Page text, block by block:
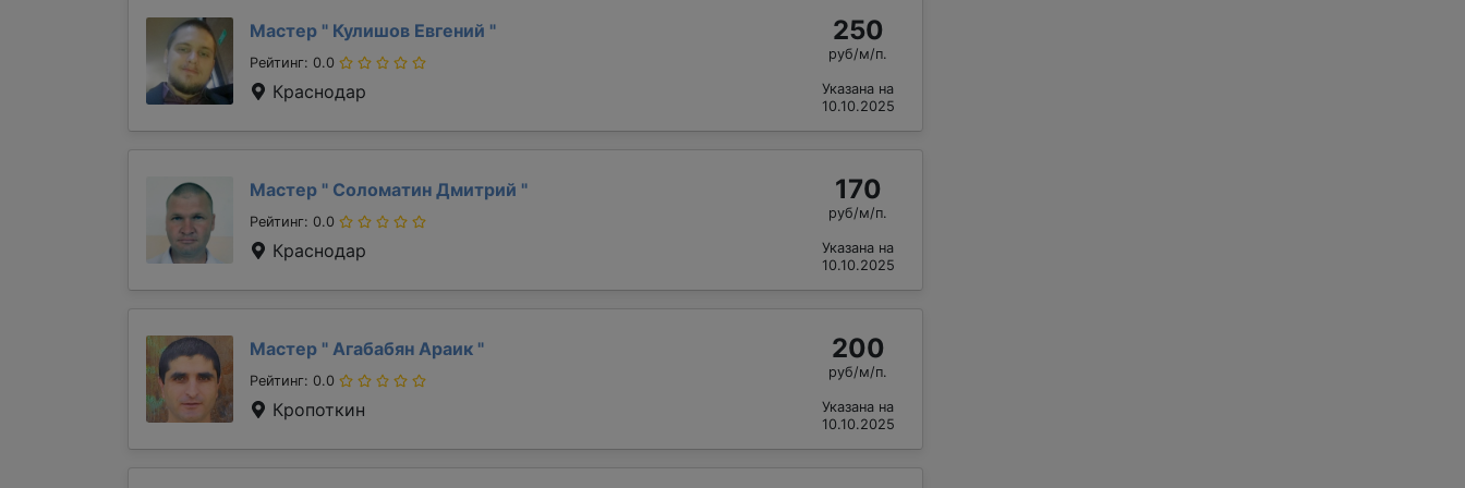
Мастер " Кулишов Евгений "
Рейтинг: 0.0
Краснодар
250
руб/м/п.
Указана на
10.10.2025
Мастер " Соломатин Дмитрий "
Рейтинг: 0.0
Краснодар
170
руб/м/п.
Указана на
10.10.2025
Мастер " Агабабян Араик "
Рейтинг: 0.0
Кропоткин
200
руб/м/п.
Указана на
10.10.2025